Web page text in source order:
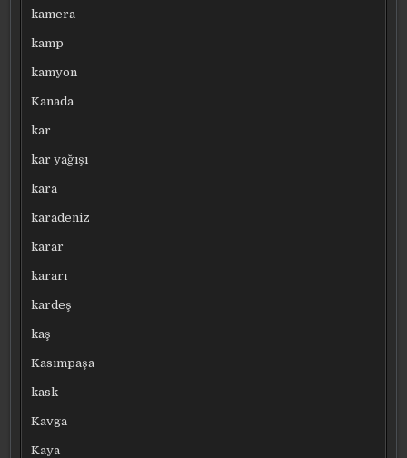
kamera
kamp
kamyon
Kanada
kar
kar yağışı
kara
karadeniz
karar
kararı
kardeş
kaş
Kasımpaşa
kask
Kavga
Kaya